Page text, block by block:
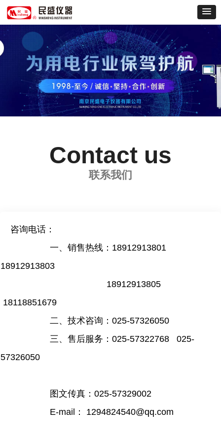
Contact us
联系我们
咨询电话：
一、销售热线：18912913801
18912913803
18912913805
18118851679
二、技术咨询：025-57326050
三、售后服务：025-57322768 025-
57326050
图文传真：025-57329002
E-mail： 1294824540@qq.com